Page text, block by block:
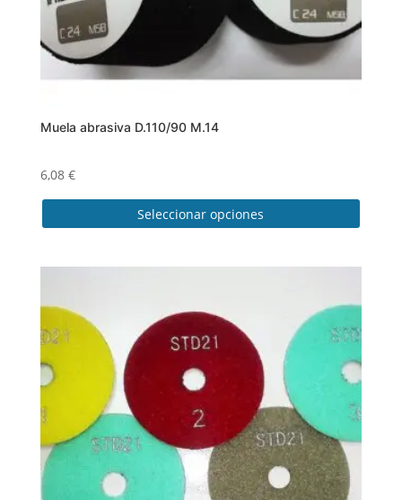
página
producto
Muela abrasiva D.110/90 M.14
6,08 €
Seleccionar opciones
variantes.
Las
opciones
se
pueden
elegir
en
la